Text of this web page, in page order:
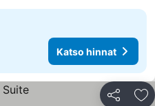
Katso hinnat
Jaa